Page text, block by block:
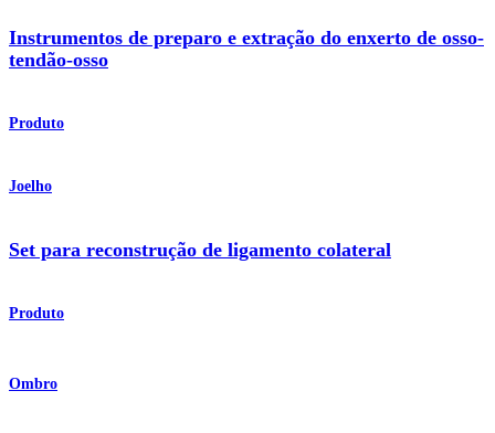
Instrumentos de preparo e extração do enxerto de osso-
tendão-osso
Produto
Joelho
Set para reconstrução de ligamento colateral
Produto
Ombro